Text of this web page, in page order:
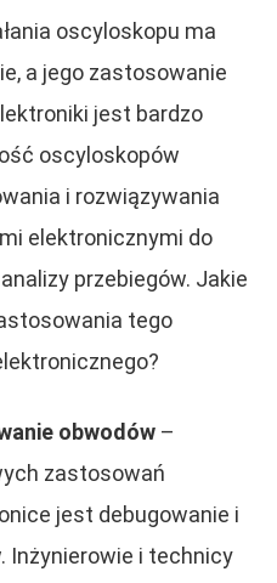
oscyloskopu ma
a jego zastosowanie
jest bardzo
oscyloskopów
i rozwiązywania
elektronicznymi do
przebiegów. Jakie
tego
obwodów –
zastosowań
jest debugowanie i
Inżynierowie i technicy